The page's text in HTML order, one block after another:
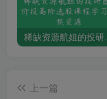
稀缺资源
上一篇